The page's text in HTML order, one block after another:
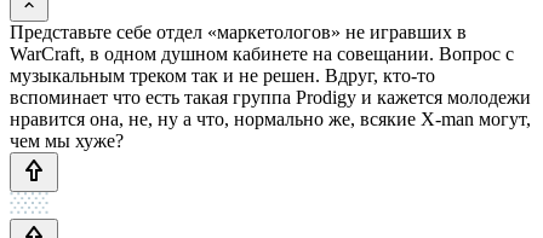
Представьте себе отдел «маркетологов» не игравших в
WarCraft, в одном душном кабинете на совещании. Вопрос с
музыкальным треком так и не решен. Вдруг, кто-то
вспоминает что есть такая группа Prodigy и кажется молодежи
нравится она, не, ну а что, нормально же, всякие X-man могут,
чем мы хуже?